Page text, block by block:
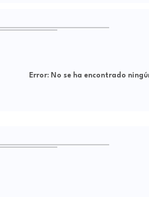
Error: No se ha encontrado